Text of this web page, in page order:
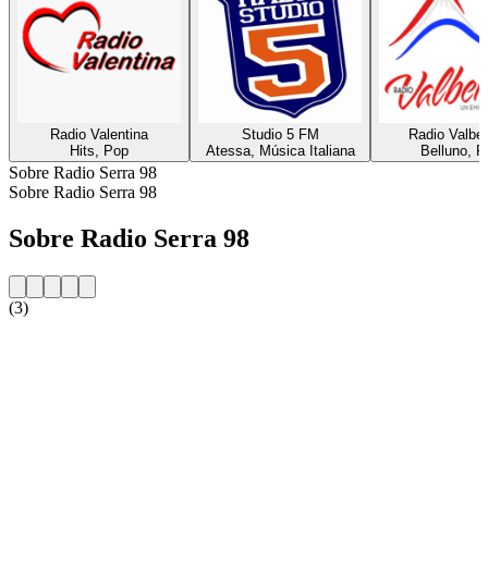
Radio Valentina
Hits, Pop
Studio 5 FM
Atessa, Música Italiana
Radio
Belluno,
Sobre Radio Serra 98
Sobre Radio Serra 98
Sobre Radio Serra 98
(3)